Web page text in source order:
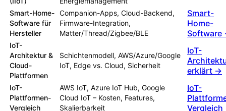
Smart-Home-
Software für
Hersteller
Companion-Apps, Cloud-Backend,
Firmware-Integration,
Matter/Thread/Zigbee/BLE
Smart-
Home-
Software
IoT-
Architektur &
Cloud-
Plattformen
Schichtenmodell, AWS/Azure/Google
IoT, Edge vs. Cloud, Sicherheit
IoT-
erklärt →
IoT-
Plattformen-
Vergleich
AWS IoT, Azure IoT Hub, Google
Cloud IoT – Kosten, Features,
Skalierbarkeit
IoT-